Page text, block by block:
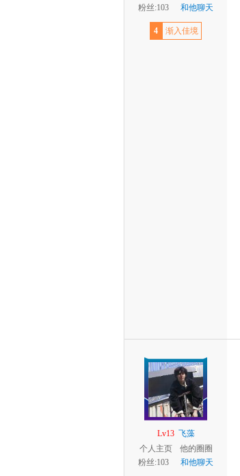
粉丝:103
和他聊天
4 渐入佳境
Lv13 飞藻
个人主页
他的圈圈
粉丝:103
和他聊天